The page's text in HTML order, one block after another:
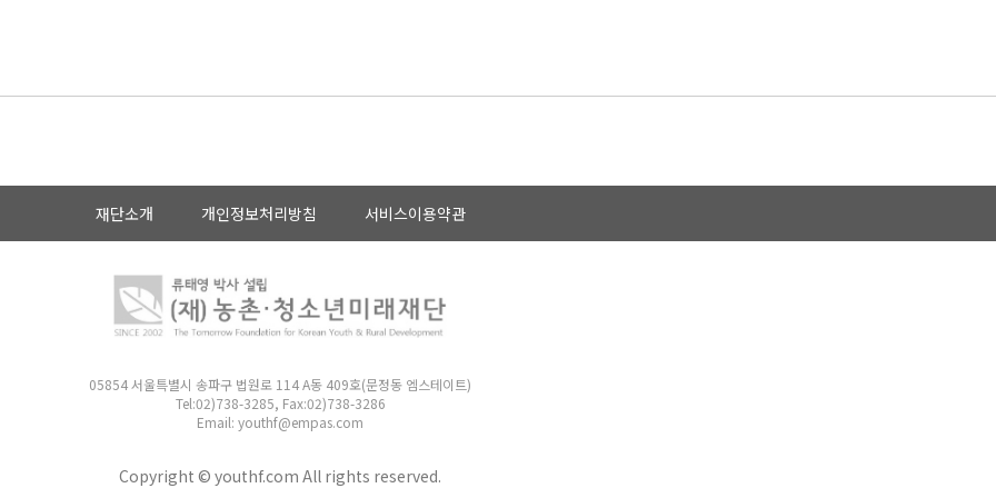
재단소개 개인정보처리방침 서비스이용약관
05854 서울특별시 송파구 법원로 114 A동 409호(문정동 엠스테이트)
Tel:02)738-3285, Fax:02)738-3286
Email: youthf@empas.com
Copyright © youthf.com All rights reserved.